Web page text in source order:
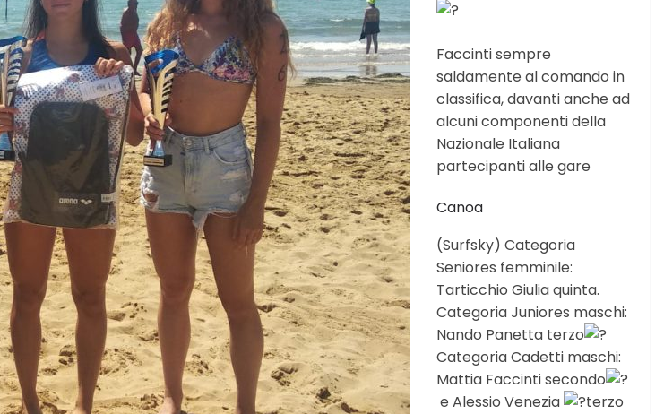
Faccinti sempre
saldamente al comando in
classifica, davanti anche ad
alcuni componenti della
Nazionale Italiana
partecipanti alle gare
Canoa
(Surfsky) Categoria
Seniores femminile:
Tarticchio Giulia quinta.
Categoria Juniores maschi:
Nando Panetta terzo
Categoria Cadetti maschi:
Mattia Faccinti secondo
e Alessio Venezia
terzo